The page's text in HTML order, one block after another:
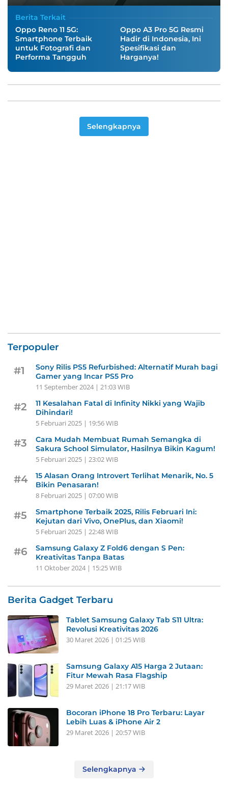
Berita Terkait
Oppo Reno 11 5G:
Smartphone Terbaik
untuk Fotografi dan
Performa Tangguh
Oppo A3 Pro 5G Resmi
Hadir di Indonesia, Ini
Spesifikasi dan
Harganya!
Selengkapnya
Terpopuler
#1
Sony Rilis PS5 Refurbished: Alternatif Murah bagi
Gamer yang Incar PS5 Pro
11 September 2024 | 21:03 WIB
#2
11 Kesalahan Fatal di Infinity Nikki yang Wajib
Dihindari!
5 Februari 2025 | 19:56 WIB
#3
Cara Mudah Membuat Rumah Semangka di
Sakura School Simulator, Hasilnya Bikin Kagum!
5 Februari 2025 | 23:02 WIB
#4
15 Alasan Orang Introvert Terlihat Menarik, No. 5
Bikin Penasaran!
8 Februari 2025 | 07:00 WIB
#5
Smartphone Terbaik 2025, Rilis Februari Ini:
Kejutan dari Vivo, OnePlus, dan Xiaomi!
5 Februari 2025 | 22:48 WIB
#6
Samsung Galaxy Z Fold6 dengan S Pen:
Kreativitas Tanpa Batas
11 Oktober 2024 | 15:25 WIB
Berita Gadget Terbaru
Tablet Samsung Galaxy Tab S11 Ultra:
Revolusi Kreativitas 2026
30 Maret 2026 | 01:25 WIB
Samsung Galaxy A15 Harga 2 Jutaan:
Fitur Mewah Rasa Flagship
29 Maret 2026 | 21:17 WIB
Bocoran iPhone 18 Pro Terbaru: Layar
Lebih Luas & iPhone Air 2
29 Maret 2026 | 20:57 WIB
Selengkapnya